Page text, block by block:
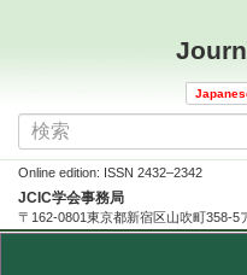
Online edition: ISSN 2432–2342
JCIC学会事務局
〒162-0801東京都新宿区山吹町358-5